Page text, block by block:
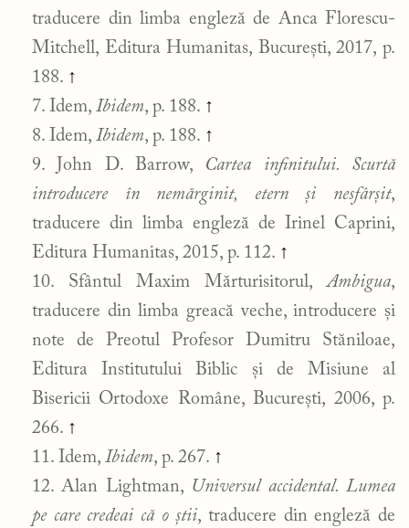
traducere din limba engleză de Anca Florescu-
Mitchell, Editura Humanitas, București, 2017, p.
188. ↑
Idem, Ibidem, p. 188. ↑
Idem, Ibidem, p. 188. ↑
John D. Barrow, Cartea infinitului. Scurtă
introducere în nemărginit, etern și nesfârșit,
traducere din limba engleză de Irinel Caprini,
Editura Humanitas, 2015, p. 112. ↑
Sfântul Maxim Mărturisitorul,Ambigua,
traducere din limba greacă veche, introducere și
note de Preotul Profesor Dumitru Stăniloae,
Editura Institutului Biblic și de Misiune al
Bisericii Ortodoxe Române, București, 2006, p.
266. ↑
Idem, Ibidem, p. 267. ↑
Alan Lightman, Universul accidental. Lumea
pe care credeai că o știi, traducere din engleză de